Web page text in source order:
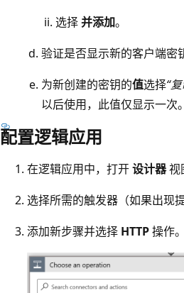
选择并添加。
验证是否显示新的客户端密
为新创建的密钥的值选择“
以后使用，此值仅显示一次。
配置逻辑应用
在逻辑应用中，打开设计器视
选择所需的触发器（如果出现提
添加新步骤并选择 HTTP操作。